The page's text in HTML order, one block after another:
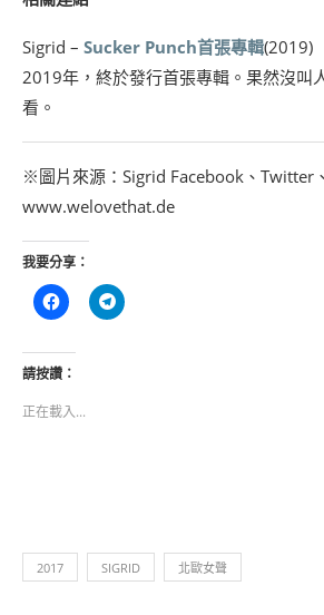
Sigrid – Sucker Punch首張專輯(2019)
2019年，終於發行首張專輯。果然沒叫
看。
※圖片來源：Sigrid Facebook、Twitter、
www.welovethat.de
我要分享：
按
一
分
享
至
新
按
一
請按讚：
正在載入...
2017 SIGRID 北歐女聲